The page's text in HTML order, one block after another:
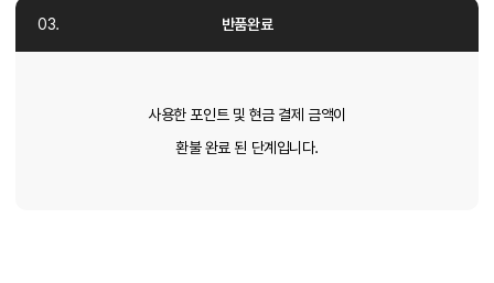
반품완료
사용한 포인트 및 현금 결제 금액이
환불 완료 된 단계입니다.